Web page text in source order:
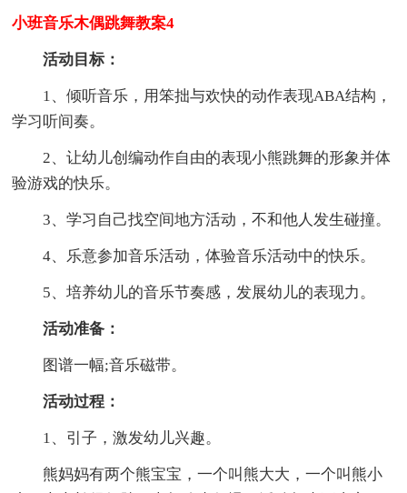
小班音乐木偶跳舞教案4
活动目标：
1、倾听音乐，用笨拙与欢快的动作表现ABA结构，
学习听间奏。
2、让幼儿创编动作自由的表现小熊跳舞的形象并体
验游戏的快乐。
3、学习自己找空间地方活动，不和他人发生碰撞。
4、乐意参加音乐活动，体验音乐活动中的快乐。
5、培养幼儿的音乐节奏感，发展幼儿的表现力。
活动准备：
图谱一幅;音乐磁带。
活动过程：
1、引子，激发幼儿兴趣。
熊妈妈有两个熊宝宝，一个叫熊大大，一个叫熊小